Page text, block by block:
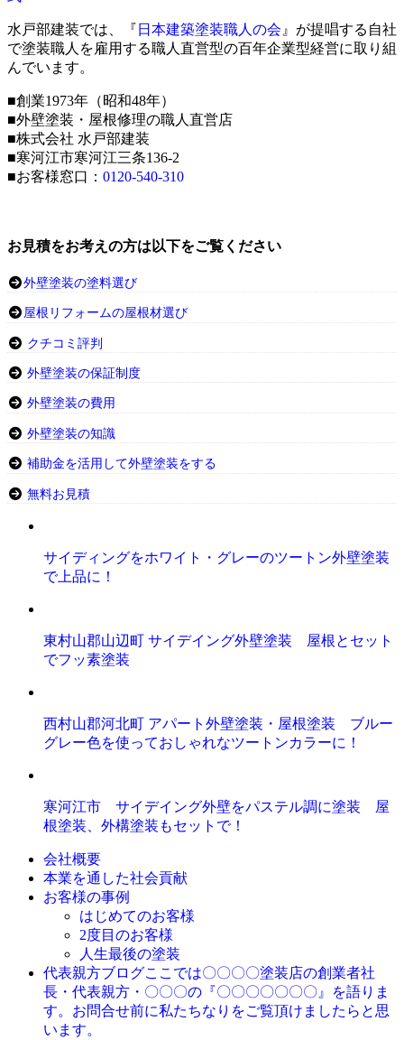
水戸部建装では、『 日本建築塗装職人の会 』が提唱する自社
で塗装職人を雇用する職人直営型の百年企業型経営に取り組
んでいます。
■創業1973年（昭和48年）
■外壁塗装・屋根修理の職人直営店
■株式会社 水戸部建装
■寒河江市寒河江三条136-2
■お客様窓口： 0120-540-310
お見積をお考えの方は以下をご覧ください
外壁塗装の塗料選び
屋根リフォームの屋根材選び
クチコミ評判
外壁塗装の保証制度
外壁塗装の費用
外壁塗装の知識
補助金を活用して外壁塗装をする
無料お見積
サイディングをホワイト・グレーのツートン外壁塗装
で上品に！
東村山郡山辺町 サイデイング外壁塗装 屋根とセット
でフッ素塗装
西村山郡河北町 アパート外壁塗装・屋根塗装 ブルー
グレー色を使っておしゃれなツートンカラーに！
寒河江市 サイデイング外壁をパステル調に塗装 屋
根塗装、外構塗装もセットで！
会社概要
本業を通した社会貢献
お客様の事例
はじめてのお客様
2度目のお客様
人生最後の塗装
代表親方ブログここでは〇〇〇〇塗装店の創業者社
長・代表親方・〇〇〇の『〇〇〇〇〇〇〇』を語りま
す。お問合せ前に私たちなりをご覧頂けましたらと思
います。